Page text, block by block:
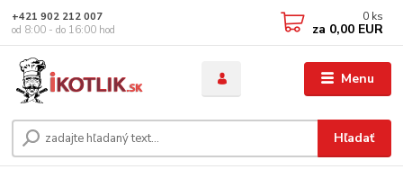
Menu
Hľadať
+421 902 212 007
od 8:00 - do 16:00 hod
0 ks
za 0,00 EUR